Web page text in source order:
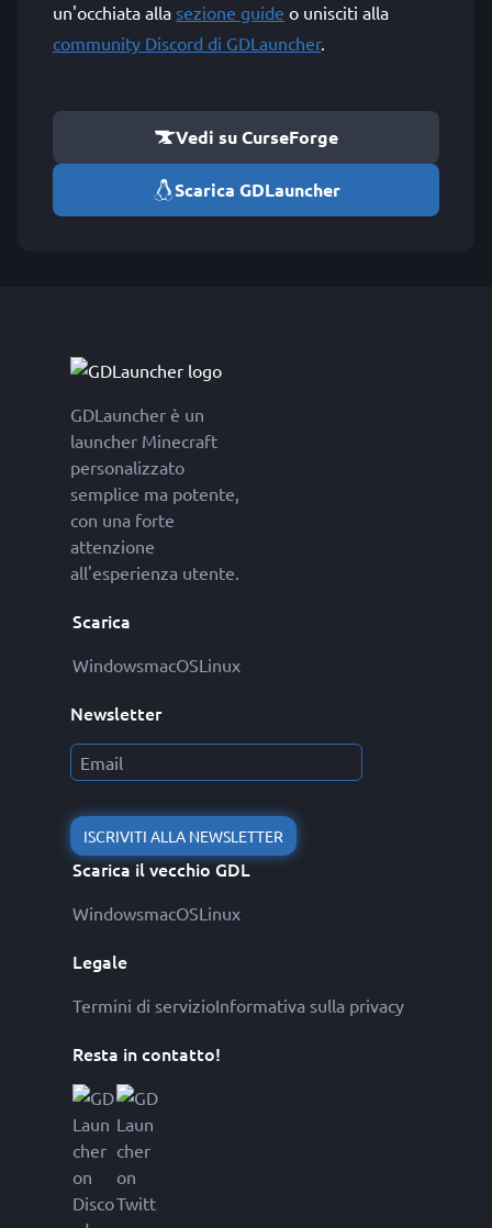
un'occhiata alla sezione guide o unisciti alla
community Discord di GDLauncher.
Vedi su CurseForge
Scarica GDLauncher
GDLauncher è un
launcher Minecraft
personalizzato
semplice ma potente,
con una forte
attenzione
all'esperienza utente.
Scarica
WindowsmacOSLinux
Newsletter
ISCRIVITI ALLA NEWSLETTER
Scarica il vecchio GDL
WindowsmacOSLinux
Legale
Termini di servizioInformativa sulla privacy
Resta in contatto!